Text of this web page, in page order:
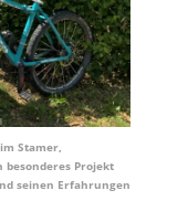
Stamer,
besonderes Projekt
seinen Erfahrungen